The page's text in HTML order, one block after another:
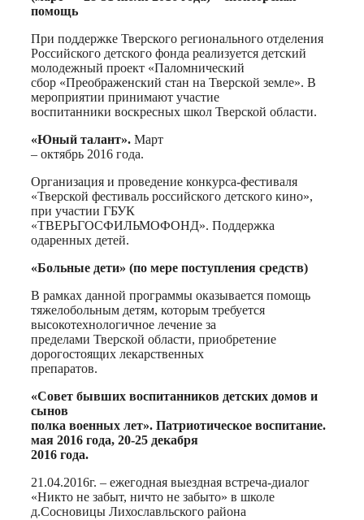
помощь
При поддержке Тверского регионального отделения
Российского детского фонда реализуется детский
молодежный проект «Паломнический
сбор «Преображенский стан на Тверской земле». В
мероприятии принимают участие
воспитанники воскресных школ Тверской области.
«Юный талант». Март
– октябрь 2016 года.
Организация и проведение конкурса-фестиваля
«Тверской фестиваль российского детского кино»,
при участии ГБУК
«ТВЕРЬГОСФИЛЬМОФОНД». Поддержка
одаренных детей.
«Больные дети» (по мере поступления средств)
В рамках данной программы оказывается помощь
тяжелобольным детям, которым требуется
высокотехнологичное лечение за
пределами Тверской области, приобретение
дорогостоящих лекарственных
препаратов.
«Совет бывших воспитанников детских домов и
сынов
полка военных лет». Патриотическое воспитание.
мая 2016 года, 20-25 декабря
2016 года.
21.04.2016г. – ежегодная выездная встреча-диалог
«Никто не забыт, ничто не забыто» в школе
д.Сосновицы Лихославльского района